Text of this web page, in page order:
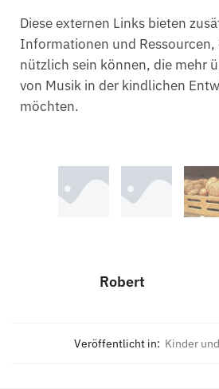
Diese externen Links bieten
Informationen und Ressourcen,
nützlich sein können, die mehr
von Musik in der kindlichen
möchten.
Robert
Veröffentlicht in: Kinder